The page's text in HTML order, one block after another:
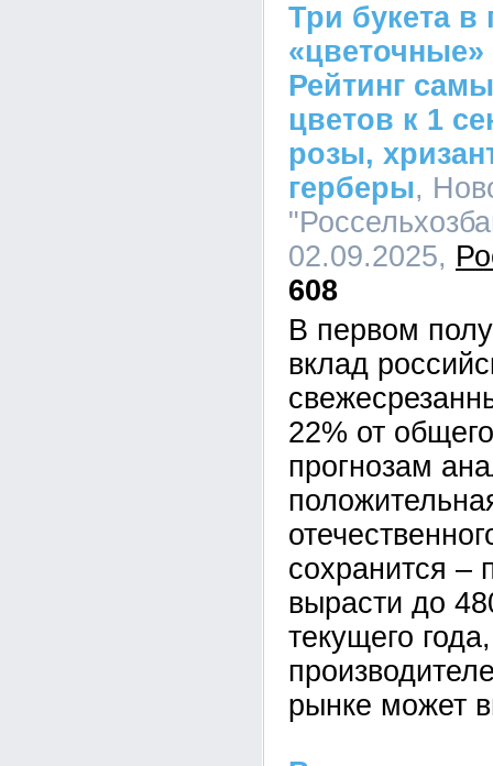
Три букета в
Рейтинг
цветов к 1
розы,
герберы,
02.09.2025,
608
В первом
вклад
22% от
прогнозам
сохранится –
вырасти до
текущего
рынке может